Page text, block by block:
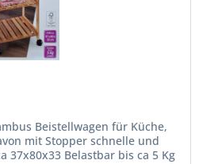
Beistellwagen für Küche,
mit Stopper schnelle und
37x80x33 Belastbar bis ca 5 Kg